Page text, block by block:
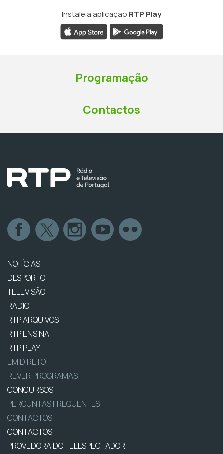
Instale a aplicação RTP Play
Programação
Contactos
NOTÍCIAS
DESPORTO
TELEVISÃO
RÁDIO
RTP ARQUIVOS
RTP ENSINA
RTP PLAY
EM DIRETO
REVER PROGRAMAS
CONCURSOS
PERGUNTAS FREQUENTES
CONTACTOS
CONTACTOS
PROVEDORA DO TELESPECTADOR